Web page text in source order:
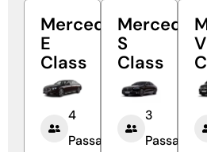
Mercedes
E
Class
4
Passagers
Mercedes
S
Class
3
Passagers
V